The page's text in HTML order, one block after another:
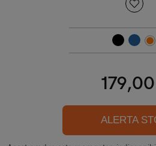
179,00
ALERTA